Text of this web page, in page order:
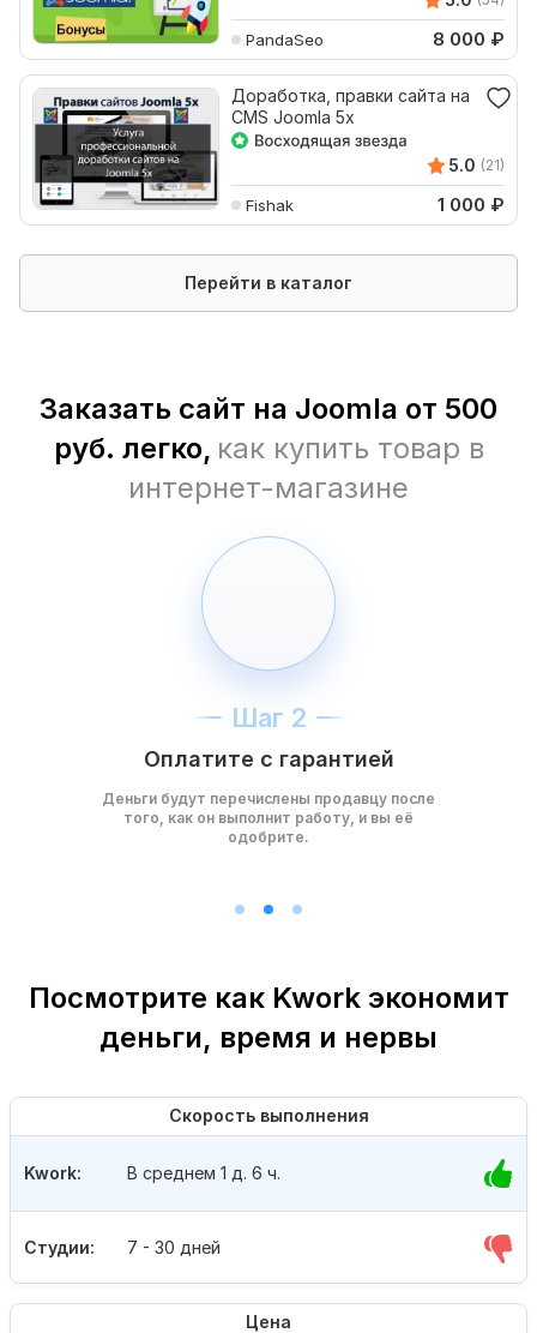
PandaSeo 8 000 ₽
Доработка, правки сайта на
CMS Joomla 5x
5.0 (21)
Fishak 1 000 ₽
Перейти в каталог
Заказать сайт на Joomla от 500
руб. легко, как купить товар в
интернет-магазине
Шаг 2
Оплатите с гарантией
Деньги будут перечислены продавцу после
того, как он выполнит работу, и вы её
одобрите.
Посмотрите как Kwork экономит
деньги, время и нервы
Скорость выполнения
Студии: 7 - 30 дней
Kwork: В среднем 1 д. 6 ч.
Цена